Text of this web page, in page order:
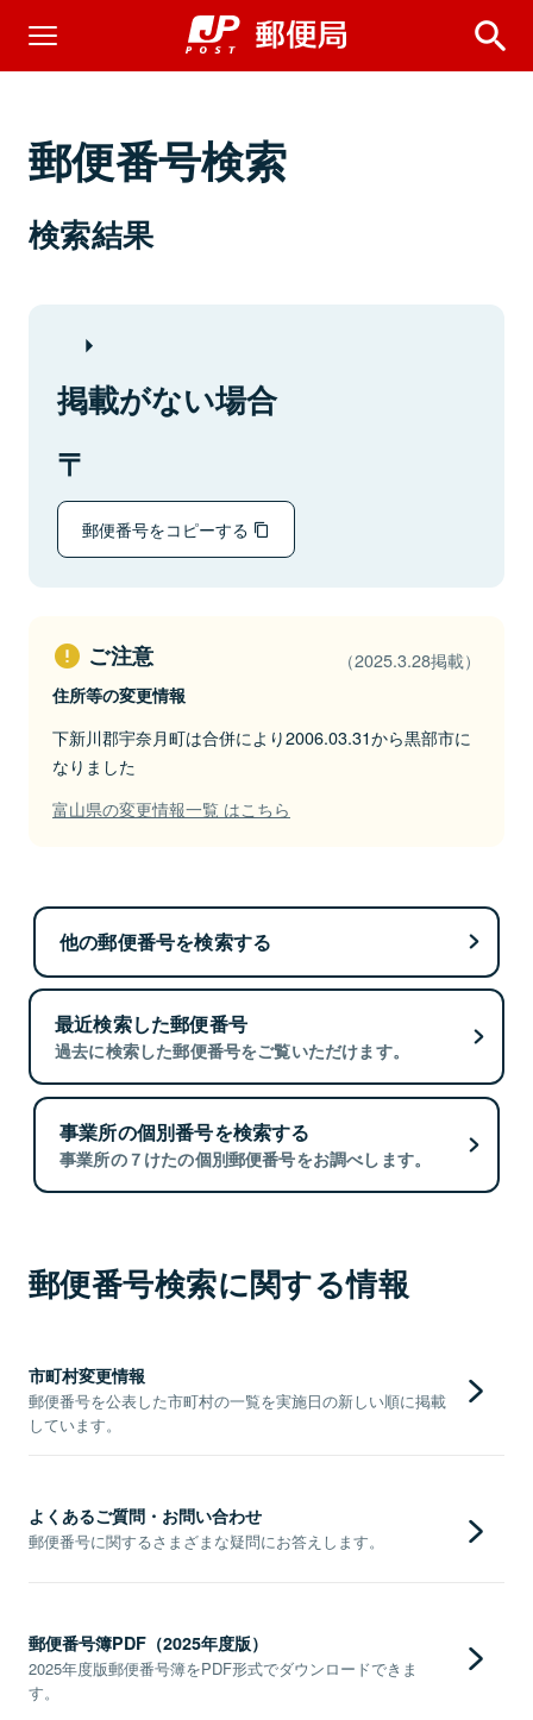
郵便番号検索
検索結果
掲載がない場合
郵便番号をコピーする
ご注意 （2025.3.28掲載）
住所等の変更情報
下新川郡宇奈月町は合併により2006.03.31から黒部市に
なりました
富山県の変更情報一覧 はこちら
他の郵便番号を検索する
最近検索した郵便番号
過去に検索した郵便番号をご覧いただけます。
事業所の個別番号を検索する
事業所の７けたの個別郵便番号をお調べします。
郵便番号検索に関する情報
市町村変更情報
郵便番号を公表した市町村の一覧を実施日の新しい順に掲載
しています。
よくあるご質問・お問い合わせ
郵便番号に関するさまざまな疑問にお答えします。
郵便番号簿PDF（2025年度版）
2025年度版郵便番号簿をPDF形式でダウンロードできま
す。